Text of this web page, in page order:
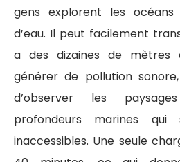
gens explorent les
d’eau. Il peut facilement
a des dizaines de mètres
générer de pollution
d’observer les
profondeurs marines qui
inaccessibles. Une seule